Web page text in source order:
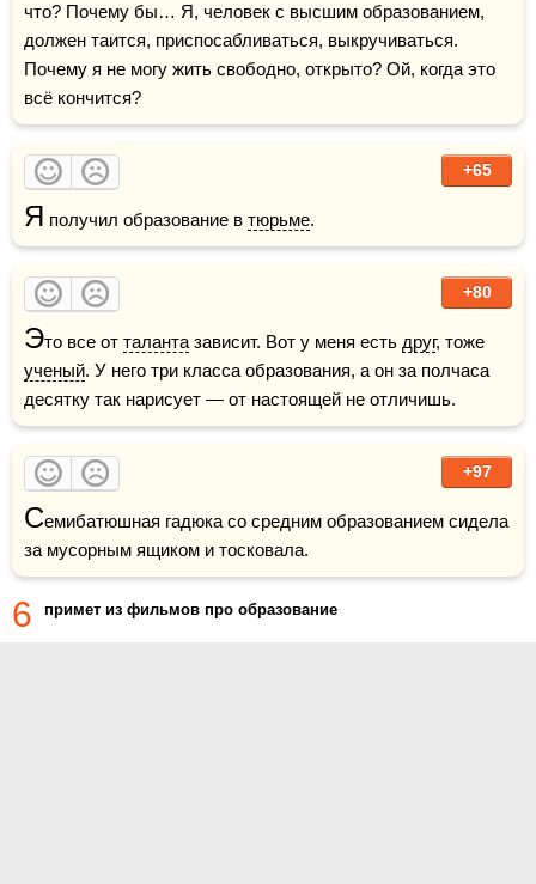
что? Почему бы… Я, человек с высшим образованием,
должен таится, приспосабливаться, выкручиваться.
Почему я не могу жить свободно, открыто? Ой, когда это
всё кончится?
+65
Я получил образование в тюрьме.
+80
Это все от таланта зависит. Вот у меня есть друг
ученый. У него три класса образования, а он за полчаса
десятку так нарисует — от настоящей не отличишь.
+97
Семибатюшная гадюка со средним образованием сидела
6 примет из фильмов про образование